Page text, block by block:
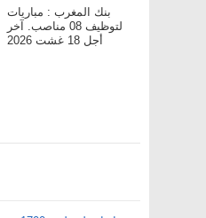
بنك المغرب : مباريات
لتوظيف 08 مناصب. آخر
أجل 18 غشت 2026